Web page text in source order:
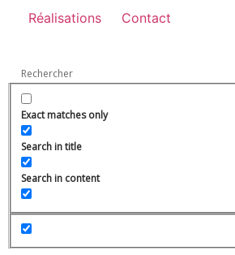
Réalisations Contact
Exact matches only
Search in title
Search in content